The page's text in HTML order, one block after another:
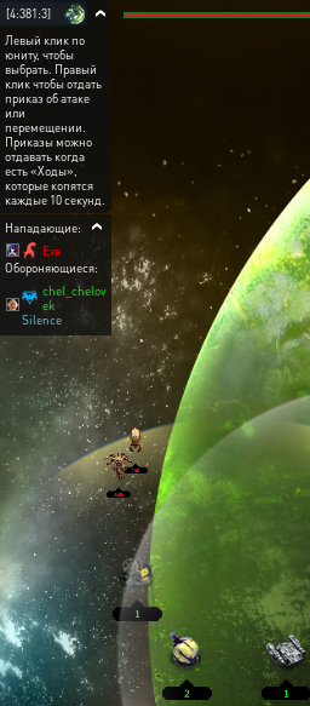
[4:381:3]
Левый клик по
юниту, чтобы
выбрать. Правый
клик чтобы отдать
приказ об атаке
или
перемещении.
Приказы можно
отдавать когда
есть «Ходы»,
которые копятся
каждые 10 секунд.
Нападающие:
Eva
Обороняющиеся:
chel_chelov
ek
Silence